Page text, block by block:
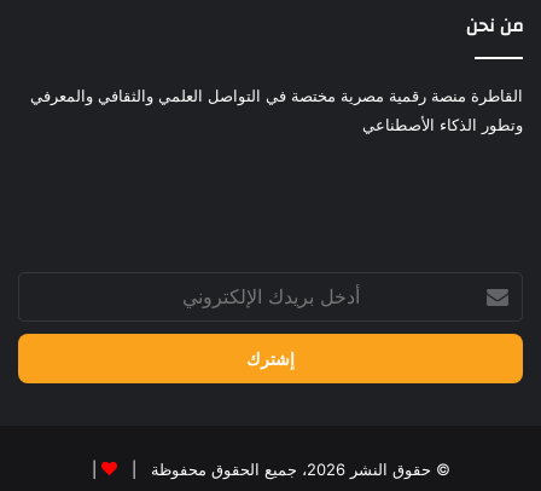
من نحن
القاطرة منصة رقمية مصرية مختصة في التواصل العلمي والثقافي والمعرفي
وتطور الذكاء الأصطناعي
بريدك
الإلكتروني
© حقوق النشر 2026، جميع الحقوق محفوظة |